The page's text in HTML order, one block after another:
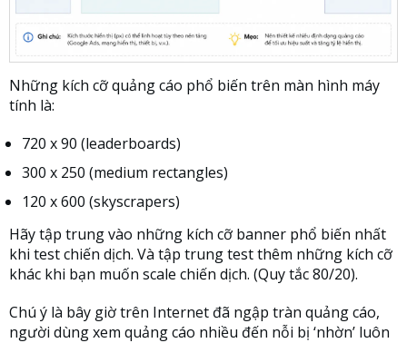
Những kích cỡ quảng cáo phổ biến trên màn hình máy
tính là:
720 x 90 (leaderboards)
300 x 250 (medium rectangles)
120 x 600 (skyscrapers)
Hãy tập trung vào những kích cỡ banner phổ biến nhất
khi test chiến dịch. Và tập trung test thêm những kích cỡ
khác khi bạn muốn scale chiến dịch. (Quy tắc 80/20).
Chú ý là bây giờ trên Internet đã ngập tràn quảng cáo,
người dùng xem quảng cáo nhiều đến nỗi bị ‘nhờn’ luôn